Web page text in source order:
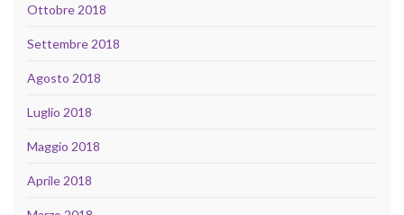
Ottobre 2018
Settembre 2018
Agosto 2018
Luglio 2018
Maggio 2018
Aprile 2018